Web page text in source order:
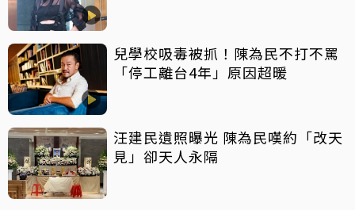
兒學校吸毒被抓！陳為民不打不罵
「停工離台4年」原因超暖
汪建民遺照曝光 陳為民嘆約「改天
見」卻天人永隔